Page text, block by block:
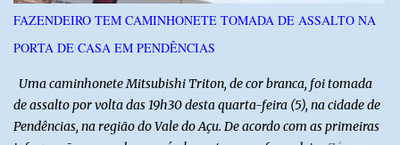
inovação e oportunidades para o desenvolvimento do agronegócio
potiguar. @associacaodiba
FAZENDEIRO TEM CAMINHONETE TOMADA DE ASSALTO NA
PORTA DE CASA EM PENDÊNCIAS
Uma caminhonete Mitsubishi Triton, de cor branca, foi tomada
de assalto por volta das 19h30 desta quarta-feira (5), na cidade de
Pendências, na região do Vale do Açu. De acordo com as primeiras